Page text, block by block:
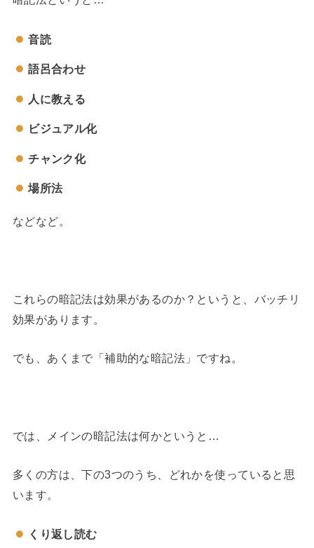
音読
語呂合わせ
人に教える
ビジュアル化
チャンク化
場所法
などなど。
これらの暗記法は効果があるのか？というと、バッチリ
効果があります。
でも、あくまで「補助的な暗記法」ですね。
では、メインの暗記法は何かというと…
多くの方は、下の3つのうち、どれかを使っていると思
います。
くり返し読む